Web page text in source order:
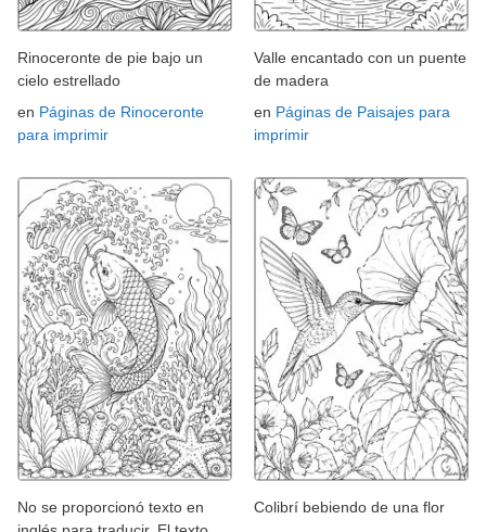
Rinoceronte de pie bajo un
cielo estrellado
en Páginas de Rinoceronte
para imprimir
Valle encantado con un puente
de madera
en Páginas de Paisajes para
imprimir
No se proporcionó texto en
Colibrí bebiendo de una flor